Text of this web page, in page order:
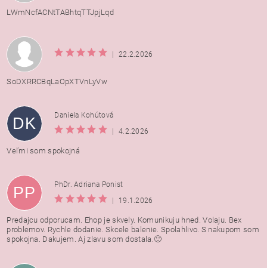
LWmNcfACNtTABhtqTTJpjLqd
| 22.2.2026
SoDXRRCBqLaOpXTVnLyVw
DK
Daniela Kohútová
|
4.2.2026
Veľmi som spokojná
PP
PhDr. Adriana Ponist
|
19.1.2026
Predajcu odporucam. Ehop je skvely. Komunikuju hned. Volaju. Bex
problemov. Rychle dodanie. Skcele balenie. Spolahlivo. S nakupom som
spokojna. Dakujem. Aj zlavu som dostala.🙂